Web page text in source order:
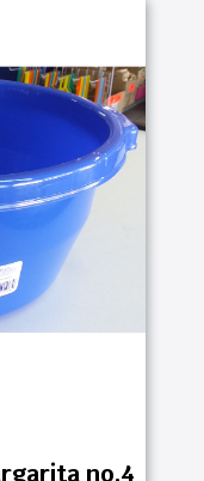
no.4